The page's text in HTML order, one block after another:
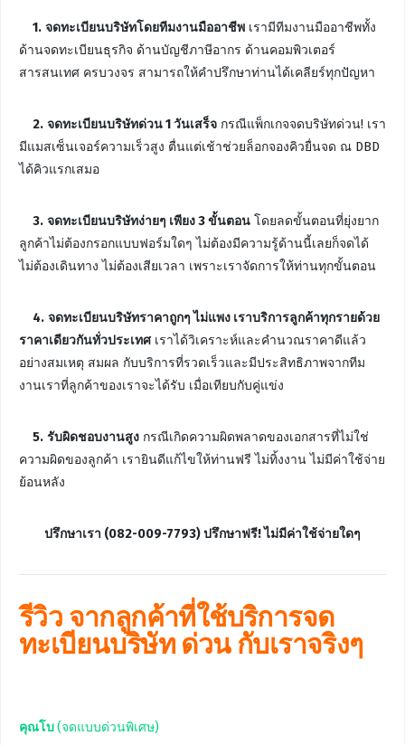
1. จดทะเบียนบริษัทโดยทีมงานมืออาชีพ เรามีทีมงานมืออาชีพทั้ง
ด้านจดทะเบียนธุรกิจ ด้านบัญชีภาษีอากร ด้านคอมพิวเตอร์
สารสนเทศ ครบวงจร สามารถให้คำปรึกษาท่านได้เคลียร์ทุกปัญหา
2. จดทะเบียนบริษัทด่วน 1 วันเสร็จ กรณีแพ็กเกจจดบริษัทด่วน! เรา
มีแมสเซ็นเจอร์ความเร็วสูง ตื่นแต่เช้าช่วยล็อกจองคิวยื่นจด ณ DBD
ได้คิวแรกเสมอ
3. จดทะเบียนบริษัทง่ายๆ เพียง 3 ขั้นตอน โดยลดขั้นตอนที่ยุ่งยาก
ลูกค้าไม่ต้องกรอกแบบฟอร์มใดๆ ไม่ต้องมีความรู้ด้านนี้เลยก็จดได้
ไม่ต้องเดินทาง ไม่ต้องเสียเวลา เพราะเราจัดการให้ท่านทุกขั้นตอน
4. จดทะเบียนบริษัทราคาถูกๆ ไม่แพง เราบริการลูกค้าทุกรายด้วย
ราคาเดียวกันทั่วประเทศเราได้วิเคราะห์และคำนวณราคาดีแล้ว
อย่างสมเหตุ สมผล กับบริการที่รวดเร็วและมีประสิทธิภาพจากทีม
งานเราที่ลูกค้าของเราจะได้รับ เมื่อเทียบกับคู่แข่ง
5. รับผิดชอบงานสูง กรณีเกิดความผิดพลาดของเอกสารที่ไม่ใช่
ความผิดของลูกค้า เรายินดีแก้ไขให้ท่านฟรี ไม่ทิ้งงาน ไม่มีค่าใช้จ่าย
ย้อนหลัง
ปรึกษาเรา (082-009-7793) ปรึกษาฟรี! ไม่มีค่าใช้จ่ายใดๆ
รีวิว จากลูกค้าที่ใช้บริการจด
ทะเบียนบริษัท ด่วน กับเราจริงๆ
คุณโบ(จดแบบด่วนพิเศษ)